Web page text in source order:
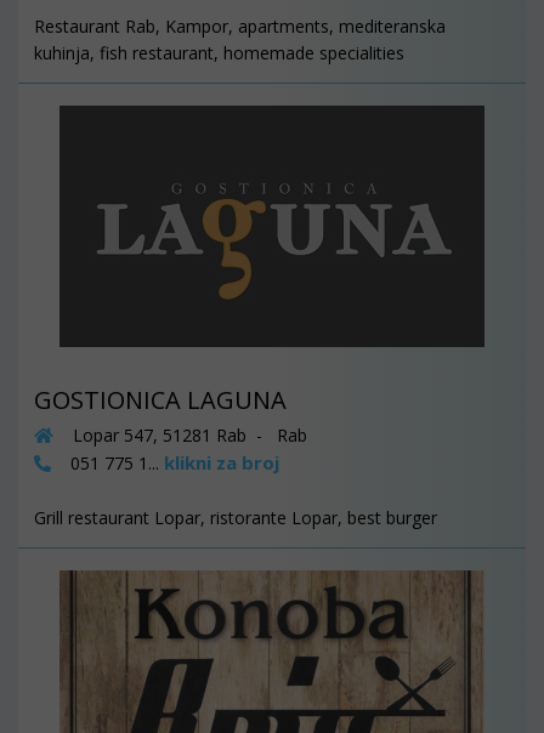
Restaurant Rab, Kampor, apartments, mediteranska
kuhinja, fish restaurant, homemade specialities
GOSTIONICA LAGUNA
Lopar 547, 51281 Rab - Rab
051 775 1... klikni za broj
Grill restaurant Lopar, ristorante Lopar, best burger